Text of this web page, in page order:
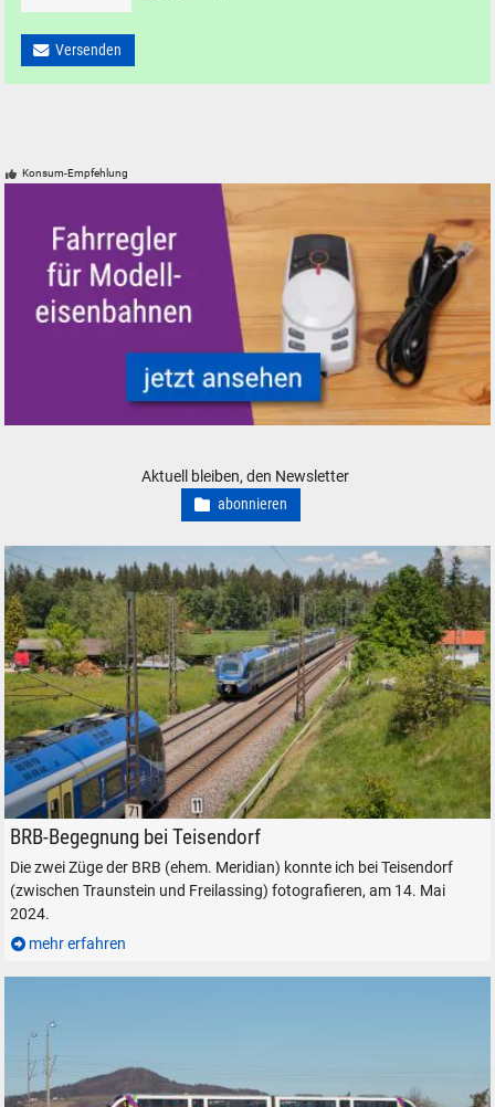
Versenden
Konsum-Empfehlung
Aktuell bleiben, den Newsletter
abonnieren
Zwei Züge der BRB bei Teisendorf, am 14. Mai 2024.
BRB-Begegnung bei Teisendorf
Die zwei Züge der BRB (ehem. Meridian) konnte ich bei Teisendorf
(zwischen Traunstein und Freilassing) fotografieren, am 14. Mai
2024.
mehr erfahren